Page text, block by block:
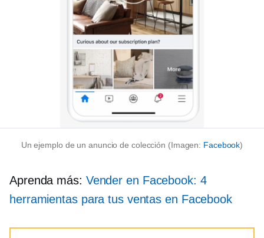
Un ejemplo de un anuncio de colección (Imagen: Facebook)
Aprenda más: Vender en Facebook: 4
herramientas para tus ventas en Facebook